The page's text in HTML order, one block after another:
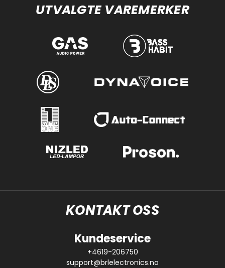
UTVALGTE VAREMERKER
KONTAKT OSS
Kundeservice
+4619-206750
support@brlelectronics.no